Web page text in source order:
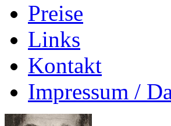
Preise
Links
Kontakt
Impressum /